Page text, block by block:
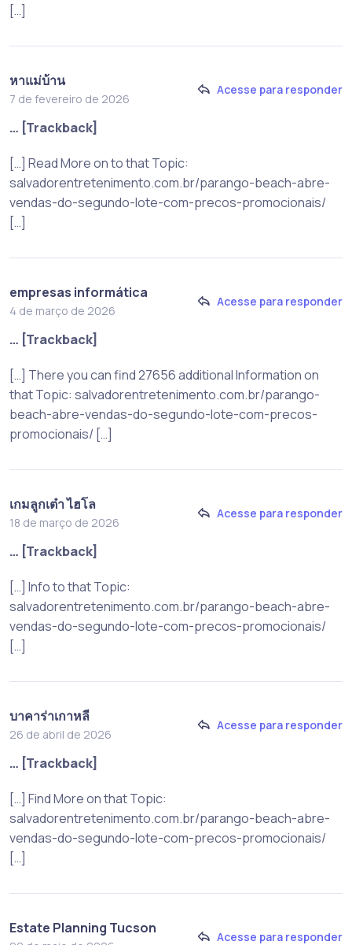
[…]
หาแม่บ้าน
7 de fevereiro de 2026
Acesse para responder
… [Trackback]
[…] Read More on to that Topic:
salvadorentretenimento.com.br/parango-beach-abre-
vendas-do-segundo-lote-com-precos-promocionais/
[…]
empresas informática
4 de março de 2026
Acesse para responder
… [Trackback]
[…] There you can find 27656 additional Information on
that Topic: salvadorentretenimento.com.br/parango-
beach-abre-vendas-do-segundo-lote-com-precos-
promocionais/ […]
เกมลูกเต๋า ไฮโล
18 de março de 2026
Acesse para responder
… [Trackback]
[…] Info to that Topic:
salvadorentretenimento.com.br/parango-beach-abre-
vendas-do-segundo-lote-com-precos-promocionais/
[…]
บาคาร่าเกาหลี
26 de abril de 2026
Acesse para responder
… [Trackback]
[…] Find More on that Topic:
salvadorentretenimento.com.br/parango-beach-abre-
vendas-do-segundo-lote-com-precos-promocionais/
[…]
Estate Planning Tucson
Acesse para responder